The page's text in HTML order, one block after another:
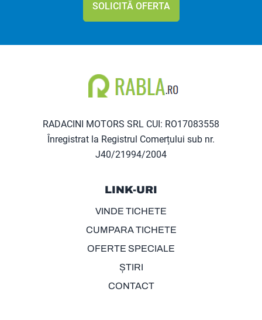
SOLICITĂ OFERTA
RADACINI MOTORS SRL CUI: RO17083558
Înregistrat la Registrul Comerțului sub nr.
J40/21994/2004
LINK-URI
VINDE TICHETE
CUMPARA TICHETE
OFERTE SPECIALE
ȘTIRI
CONTACT